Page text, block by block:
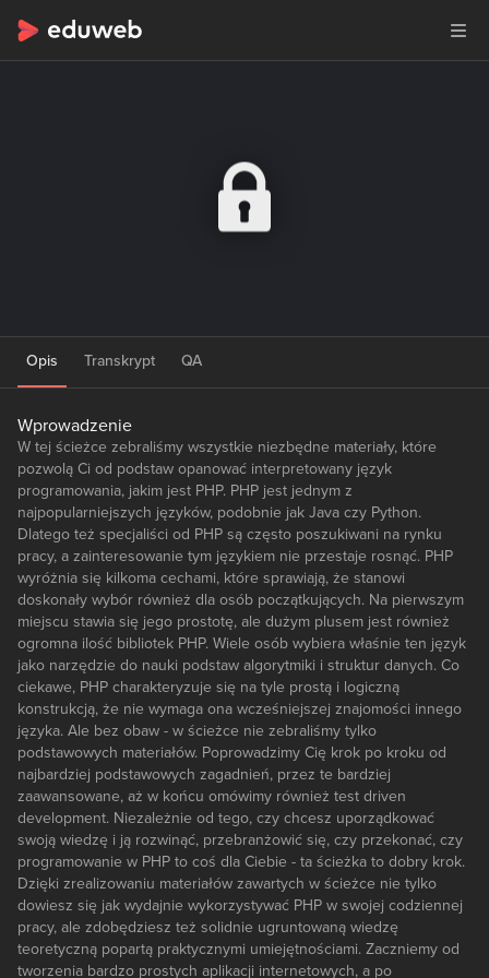
Opis Transkrypt QA
Wprowadzenie
W tej ścieżce zebraliśmy wszystkie niezbędne materiały, które
pozwolą Ci od podstaw opanować interpretowany język
programowania, jakim jest PHP. PHP jest jednym z
najpopularniejszych języków, podobnie jak Java czy Python.
Dlatego też specjaliści od PHP są często poszukiwani na rynku
pracy, a zainteresowanie tym językiem nie przestaje rosnąć. PHP
wyróżnia się kilkoma cechami, które sprawiają, że stanowi
doskonały wybór również dla osób początkujących. Na pierwszym
miejscu stawia się jego prostotę, ale dużym plusem jest również
ogromna ilość bibliotek PHP. Wiele osób wybiera właśnie ten język
jako narzędzie do nauki podstaw algorytmiki i struktur danych. Co
ciekawe, PHP charakteryzuje się na tyle prostą i logiczną
konstrukcją, że nie wymaga ona wcześniejszej znajomości innego
języka. Ale bez obaw - w ścieżce nie zebraliśmy tylko
podstawowych materiałów. Poprowadzimy Cię krok po kroku od
najbardziej podstawowych zagadnień, przez te bardziej
zaawansowane, aż w końcu omówimy również test driven
development. Niezależnie od tego, czy chcesz uporządkować
swoją wiedzę i ją rozwinąć, przebranżowić się, czy przekonać, czy
programowanie w PHP to coś dla Ciebie - ta ścieżka to dobry krok.
Dzięki zrealizowaniu materiałów zawartych w ścieżce nie tylko
dowiesz się jak wydajnie wykorzystywać PHP w swojej codziennej
pracy, ale zdobędziesz też solidnie ugruntowaną wiedzę
teoretyczną popartą praktycznymi umiejętnościami. Zaczniemy od
tworzenia bardzo prostych aplikacji internetowych, a po